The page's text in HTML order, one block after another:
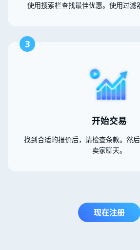
使用搜索栏查找最佳优惠。使用过滤
3
开始交易
找到合适的报价后，请检查条款。然
卖家聊天。
现在注册